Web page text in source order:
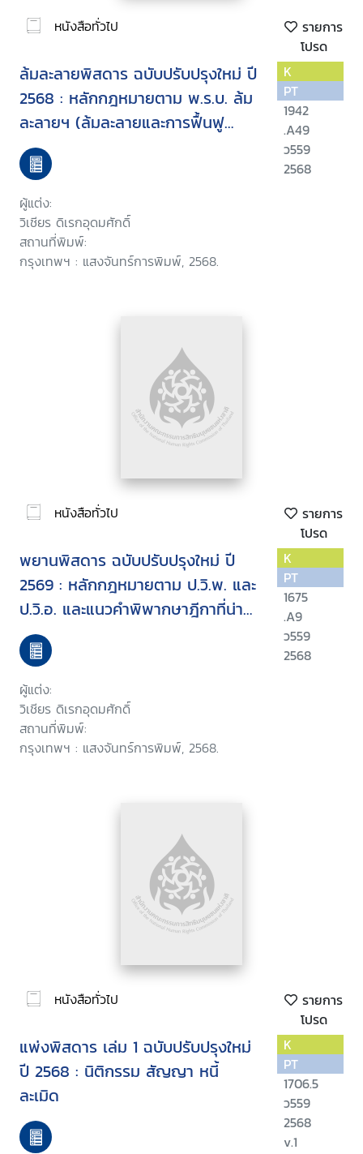
หนังสือทั่วไป
รายการ
โปรด
ล้มละลายพิสดาร ฉบับปรับปรุงใหม่ ปี
2568 : หลักกฎหมายตาม พ.ร.บ. ล้ม
ละลายฯ (ล้มละลายและการฟื้นฟู
กิจการ) พ.ร.บ. จัดตั้งศาลล้มละลายฯ
และแนวคำพิพากษาฎีกาที่น่าสนใจ
ผู้แต่ง:
วิเชียร ดิเรกอุดมศักดิ์
สถานที่พิมพ์:
กรุงเทพฯ : แสงจันทร์การพิมพ์, 2568.
K
PT
1942
.A49
ว559
2568
หนังสือทั่วไป
รายการ
โปรด
พยานพิสดาร ฉบับปรับปรุงใหม่ ปี
2569 : หลักกฎหมายตาม ป.วิ.พ. และ
ป.วิ.อ. และแนวคำพิพากษาฎีกาที่น่า
สนใจ
ผู้แต่ง:
วิเชียร ดิเรกอุดมศักดิ์
สถานที่พิมพ์:
กรุงเทพฯ : แสงจันทร์การพิมพ์, 2568.
K
PT
1675
.A9
ว559
2568
หนังสือทั่วไป
รายการ
โปรด
แพ่งพิสดาร เล่ม 1 ฉบับปรับปรุงใหม่
ปี 2568 : นิติกรรม สัญญา หนี้
ละเมิด
K
PT
1706.5
ว559
2568
v.1